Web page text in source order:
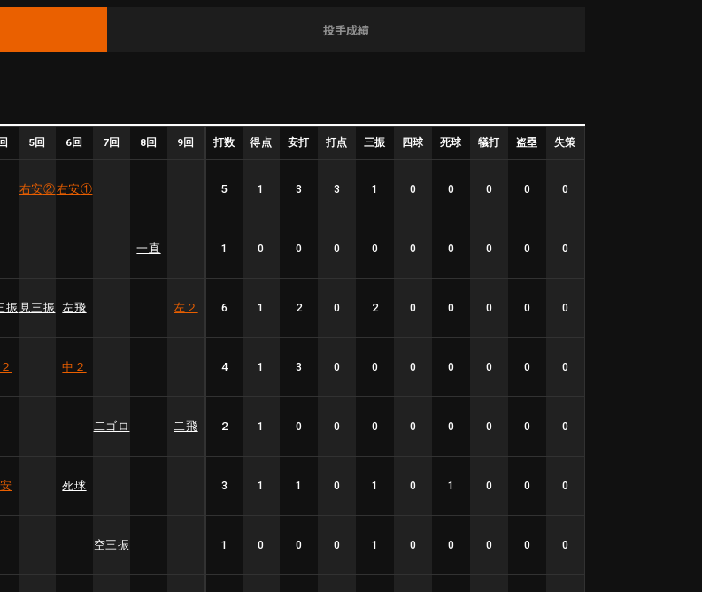
投手成績
5回 6回 7回 8回 9回 打数 得点 安打 打点 三振 四球 死球 犠打 盗塁 失策
右安②右安① 5 1 3 3 1 0 0 0 0 0
一直 1 0 0 0 0 0 0 0 0 0
振 見三振 左飛 左２ 6 1 2 0 2 0 0 0 0 0
中２ 4 1 3 0 0 0 0 0 0 0
二ゴロ 二飛 2 1 0 0 0 0 0 0 0 0
死球 3 1 1 0 1 0 1 0 0 0
空三振 1 0 0 0 1 0 0 0 0 0